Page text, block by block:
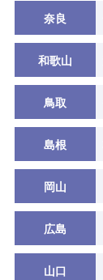
奈良
和歌山
鳥取
島根
岡山
広島
山口